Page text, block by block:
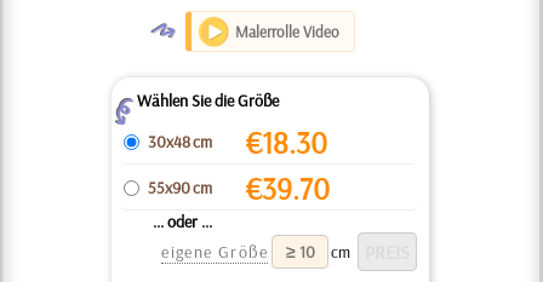
O Malerrolle Video
ZWählen Sie die Größe
30x48 cm
€18.30
55x90 cm €39.70
... oder ...
eigene Größe
cm